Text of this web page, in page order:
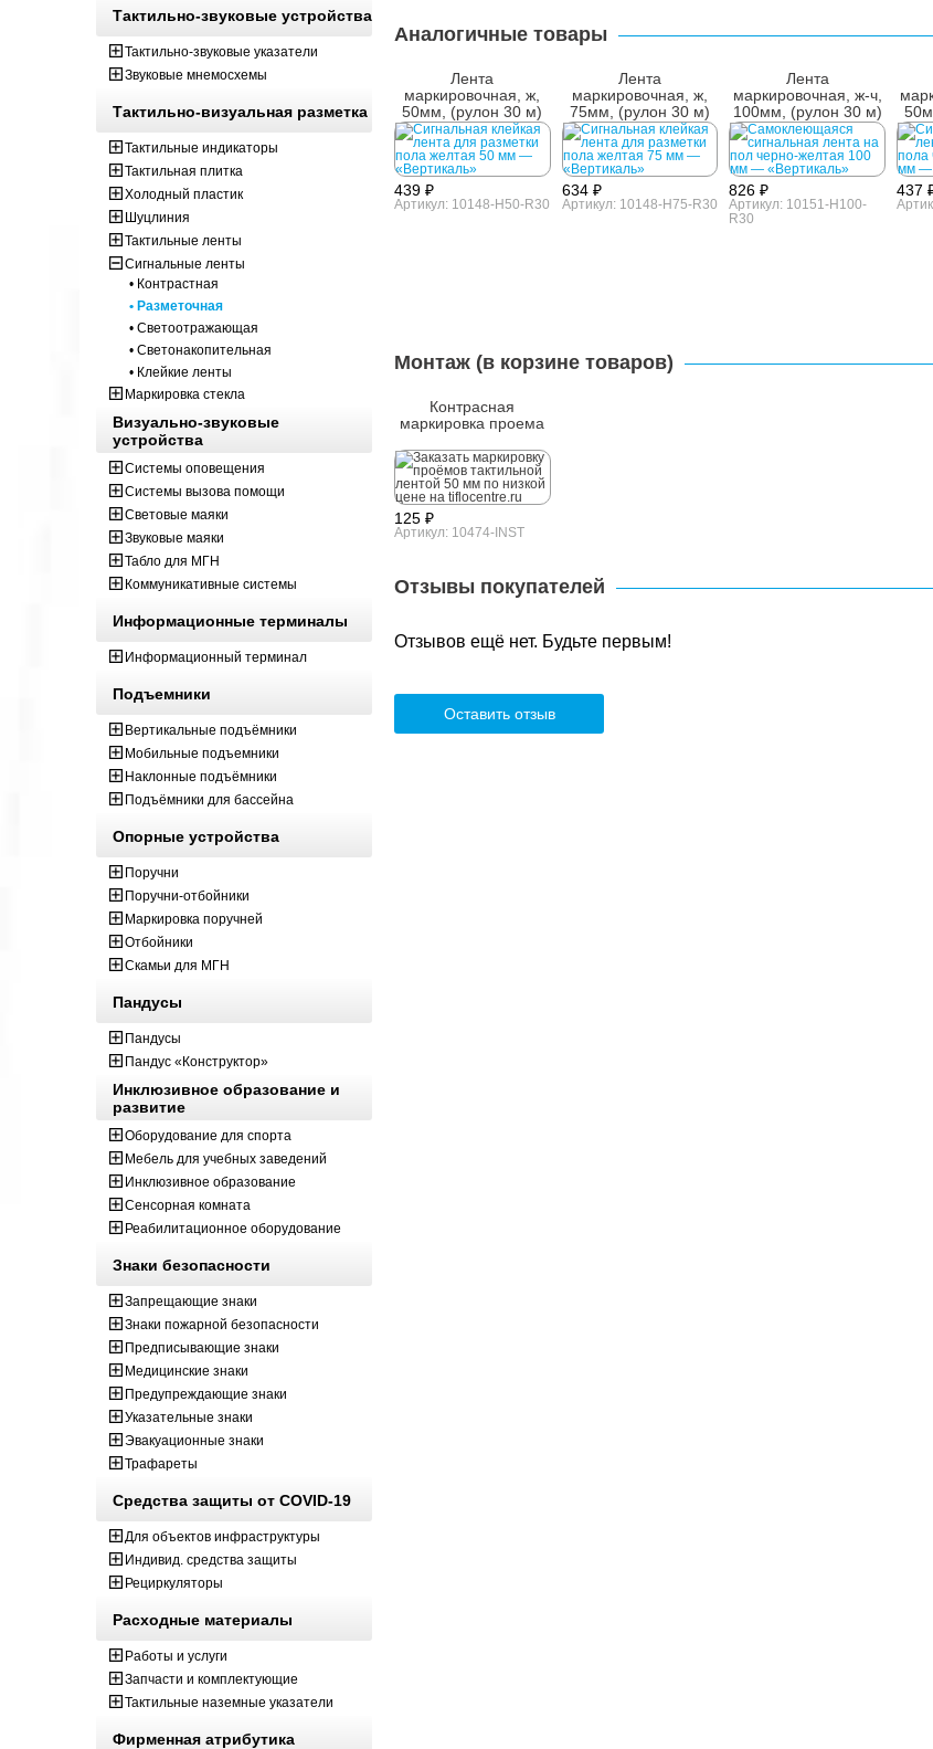
Параметры упакованного товара:
Размер (ВxШxГ):
100x150x150 мм
Вес:
0.5 кг
Кол-во изделий в
упаковке:
1 шт.
Аналогичные товары
Лента
маркировочная, ж,
50мм, (рулон 30 м)
439 ₽
Артикул: 10148-H50-R30
Лента
маркировочная, ж,
75мм, (рулон 30 м)
634 ₽
Артикул: 10148-H75-R30
Лента
маркировочная, ж-ч,
100мм, (рулон 30 м)
826 ₽
Артикул: 10151-H100-
R30
437
Монтаж (в корзине товаров)
Контрасная
маркировка проема
125 ₽
Артикул: 10474-INST
Отзывы покупателей
Отзывов ещё нет. Будьте первым!
Оставить отзыв
Тактильно-звуковые устройства
Тактильно-звуковые указатели
Звуковые мнемосхемы
Тактильно-визуальная разметка
Тактильные индикаторы
Тактильная плитка
Холодный пластик
Шуцлиния
Тактильные ленты
Сигнальные ленты
• Контрастная
• Разметочная
• Светоотражающая
• Светонакопительная
• Клейкие ленты
Маркировка стекла
Визуально-звуковые
устройства
Системы оповещения
Системы вызова помощи
Световые маяки
Звуковые маяки
Табло для МГН
Коммуникативные системы
Информационные терминалы
Информационный терминал
Подъемники
Вертикальные подъёмники
Мобильные подъемники
Наклонные подъёмники
Подъёмники для бассейна
Опорные устройства
Поручни
Поручни-отбойники
Маркировка поручней
Отбойники
Скамьи для МГН
Пандусы
Пандусы
Пандус «Конструктор»
Инклюзивное образование и
развитие
Оборудование для спорта
Мебель для учебных заведений
Инклюзивное образование
Сенсорная комната
Реабилитационное оборудование
Знаки безопасности
Запрещающие знаки
Знаки пожарной безопасности
Предписывающие знаки
Медицинские знаки
Предупреждающие знаки
Указательные знаки
Эвакуационные знаки
Трафареты
Средства защиты от COVID-19
Для объектов инфраструктуры
Индивид. средства защиты
Рециркуляторы
Расходные материалы
Работы и услуги
Запчасти и комплектующие
Тактильные наземные указатели
Фирменная атрибутика